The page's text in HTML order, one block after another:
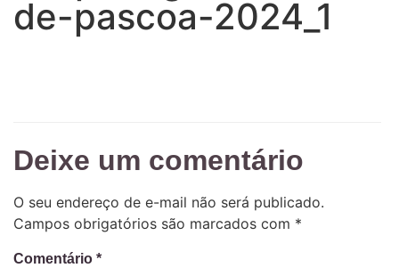
de-pascoa-2024_1
Deixe um comentário
O seu endereço de e-mail não será publicado.
Campos obrigatórios são marcados com *
Comentário *